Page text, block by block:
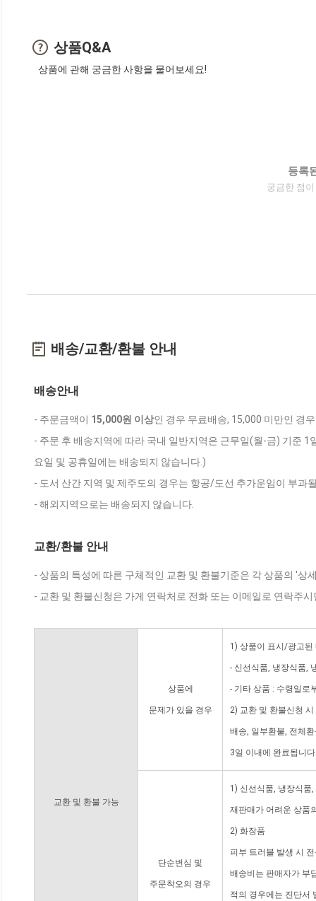
상품Q&A
상품에 관해 궁금한 사항을 물어보세요!
등록
궁금한 점
배송/교환/환불 안내
배송안내
- 주문금액이 15,000원 이상인 경우 무료배송, 15,000 미만인 경
- 주문 후 배송지역에 따라 국내 일반지역은 근무일(월-금) 기준
요일 및 공휴일에는 배송되지 않습니다.)
- 도서 산간 지역 및 제주도의 경우는 항공/도선 추가운임이 부과
- 해외지역으로는 배송되지 않습니다.
교환/환불 안내
- 상품의 특성에 따른 구체적인 교환 및 환불기준은 각 상품의 '상
- 교환 및 환불신청은 가게 연락처로 전화 또는 이메일로 연락주
교환 및 환불 가능
상품에
문제가 있을 경우
1) 상품이 표시/광고된
- 신선식품, 냉장식품,
- 기타 상품 : 수령일로
2) 교환 및 환불신청
배송, 일부환불, 전체
3일 이내에 완료됩니
단순변심 및
주문착오의 경우
1) 신선식품, 냉장식품
재판매가 어려운 상품
2) 화장품
피부 트러블 발생 시
배송비는 판매자가 부
적의 경우에는 진단서